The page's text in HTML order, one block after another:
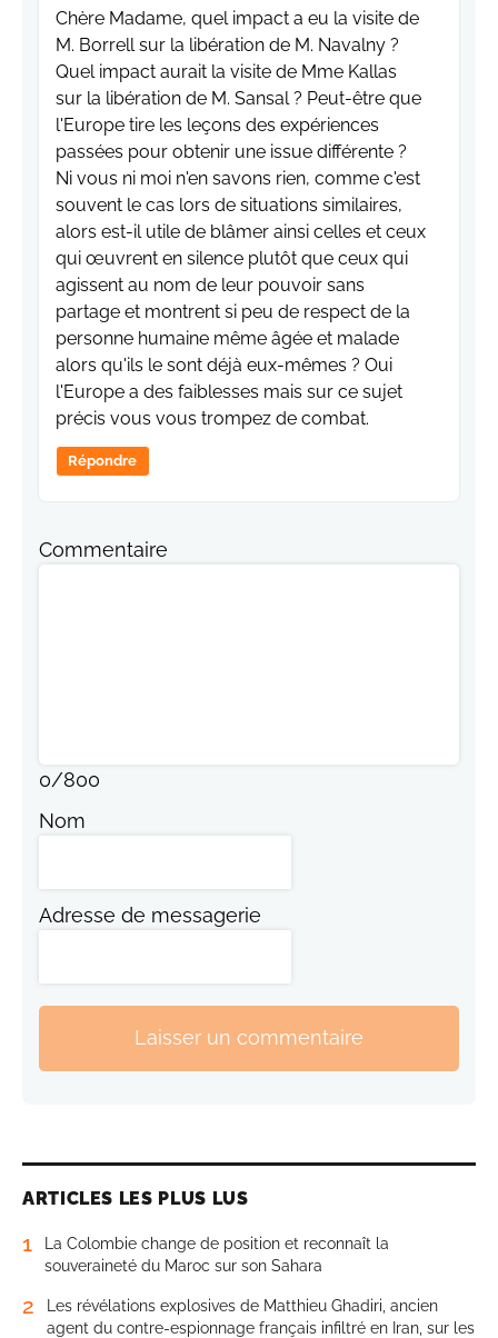
Chère Madame, quel impact a eu la visite de
M. Borrell sur la libération de M. Navalny ?
Quel impact aurait la visite de Mme Kallas
sur la libération de M. Sansal ? Peut-être que
l'Europe tire les leçons des expériences
passées pour obtenir une issue différente ?
Ni vous ni moi n'en savons rien, comme c'est
souvent le cas lors de situations similaires,
alors est-il utile de blâmer ainsi celles et ceux
qui œuvrent en silence plutôt que ceux qui
agissent au nom de leur pouvoir sans
partage et montrent si peu de respect de la
personne humaine même âgée et malade
alors qu'ils le sont déjà eux-mêmes ? Oui
l'Europe a des faiblesses mais sur ce sujet
précis vous vous trompez de combat.
Répondre
Commentaire
0/800
Nom
Adresse de messagerie
Laisser un commentaire
ARTICLES LES PLUS LUS
1
La Colombie change de position et reconnaît la
souveraineté du Maroc sur son Sahara
2
Les révélations explosives de Matthieu Ghadiri, ancien
agent du contre-espionnage français infiltré en Iran, sur les